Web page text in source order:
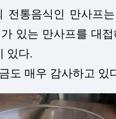
통음식인 만사프
있는 만사프를 대
있다.
도 매우 감사하고 있